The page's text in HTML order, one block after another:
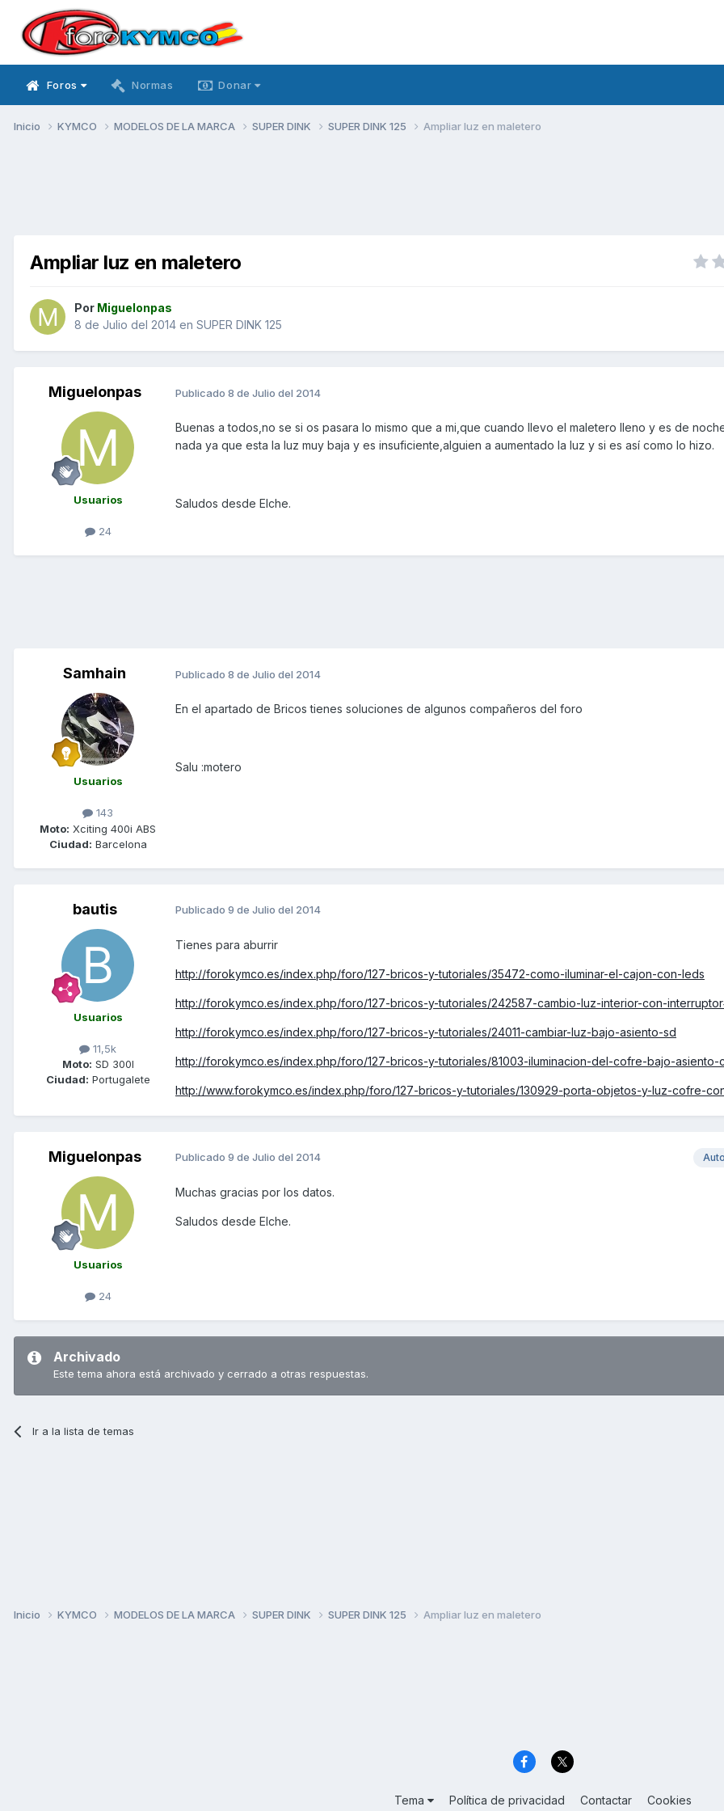
Foros Normas Donar
Inicio KYMCO MODELOS DE LA MARCA SUPER DINK SUPER DINK 125 Ampliar luz en maletero
Ampliar luz en maletero
Por Miguelonpas
8 de Julio del 2014 en SUPER DINK 125
Miguelonpas
Usuarios
24
Publicado 8 de Julio del 2014
Buenas a todos,no se si os pasara lo mismo que a mi,que cuando llevo el maletero lleno y es de
nada ya que esta la luz muy baja y es insuficiente,alguien a aumentado la luz y si es así como lo hizo.
Saludos desde Elche.
Samhain
Usuarios
143
Moto: Xciting 400i ABS
Ciudad: Barcelona
Publicado 8 de Julio del 2014
En el apartado de Bricos tienes soluciones de algunos compañeros del foro
Salu :motero
bautis
Usuarios
11,5k
Moto: SD 300I
Ciudad: Portugalete
Publicado 9 de Julio del 2014
Tienes para aburrir
http://forokymco.es/index.php/foro/127-bricos-y-tutoriales/35472-como-iluminar-el-cajon-con-leds
http://forokymco.es/index.php/foro/127-bricos-y-tutoriales/242587-cambio-luz-interior-con-
http://forokymco.es/index.php/foro/127-bricos-y-tutoriales/24011-cambiar-luz-bajo-asiento-sd
http://forokymco.es/index.php/foro/127-bricos-y-tutoriales/81003-iluminacion-del-cofre-bajo-asiento-
http://www.forokymco.es/index.php/foro/127-bricos-y-tutoriales/130929-porta-objetos-y-luz-cofre-
Miguelonpas
Usuarios
24
Publicado 9 de Julio del 2014
Muchas gracias por los datos.
Saludos desde Elche.
Archivado
Este tema ahora está archivado y cerrado a otras respuestas.
Ir a la lista de temas
Inicio KYMCO MODELOS DE LA MARCA SUPER DINK SUPER DINK 125 Ampliar luz en maletero
Tema Política de privacidad Contactar Cookies